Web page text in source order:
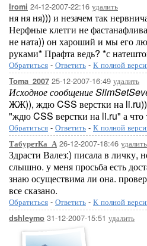
Iromi 24-12-2007-22:16 удалить
ня ня ня))) и незачем так
Нерфные клетги не
не ната)) он хароший и мы его
руками* Прафта ведь? *с
Обратиться - Ответить - К полной
Toma_2007 25-12-2007-16:49 удалить
Исходное сообщение
ЖЖ)), ждю CSS верстки на
"ждю CSS верстки на li.ru" а что
Обратиться - Ответить - К полной
ТабуретКа_А 26-12-2007-18:46 удалить
Здрасти Валез:) писала в личку,
слышно. у меня просьба есть
знаю осуществима ли она.
все сказано.
Обратиться - Ответить - К полной
dshleymo 31-12-2007-15:51 удалить